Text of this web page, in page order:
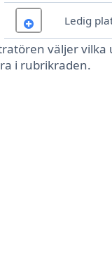
Ledig
väljer
i rubrikraden.